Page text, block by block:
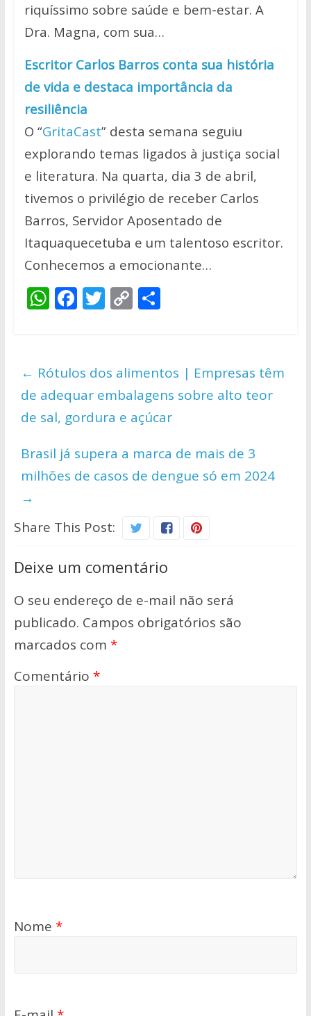
riquíssimo sobre saúde e bem-estar. A
Dra. Magna, com sua…
Escritor Carlos Barros conta sua história
de vida e destaca importância da
resiliência
O “GritaCast” desta semana seguiu
explorando temas ligados à justiça social
e literatura. Na quarta, dia 3 de abril,
tivemos o privilégio de receber Carlos
Barros, Servidor Aposentado de
Itaquaquecetuba e um talentoso escritor.
Conhecemos a emocionante…
W
s
A
p
p
F
b
o
o
k
T
er
C
y
Li
n
k
S
e
← Rótulos dos alimentos | Empresas têm
de adequar embalagens sobre alto teor
de sal, gordura e açúcar
Brasil já supera a marca de mais de 3
milhões de casos de dengue só em 2024
→
Share This Post:
Deixe um comentário
O seu endereço de e-mail não será
publicado. Campos obrigatórios são
marcados com *
Comentário *
Nome *